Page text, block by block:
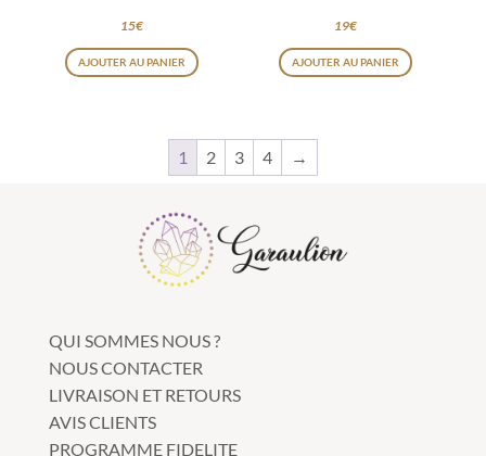
15€
AJOUTER AU PANIER
19€
AJOUTER AU PANIER
1 2 3 4 →
QUI SOMMES NOUS ?
NOUS CONTACTER
LIVRAISON ET RETOURS
AVIS CLIENTS
PROGRAMME FIDELITE